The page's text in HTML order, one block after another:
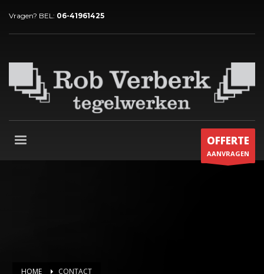
Vragen? BEL: 06-41961425
OFFERTE
AANVRAGEN
HOME CONTACT